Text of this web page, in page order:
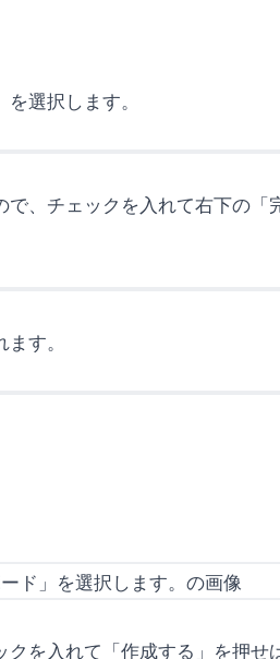
選択します。
、チェックを入れて右下の「
す。
を入れて「作成する」を押せ